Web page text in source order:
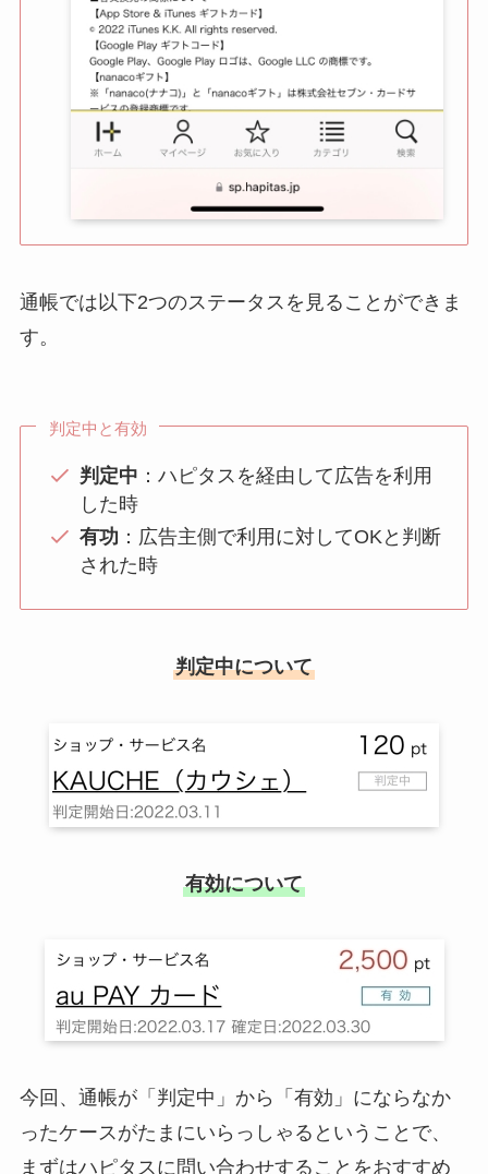
通帳では以下2つのステータスを見ることができま
す。
判定中と有効
判定中 ：ハピタスを経由して広告を利用
した時
有功 ：広告主側で利用に対してOKと判断
された時
判定中について
有効について
今回、通帳が「判定中」から「有効」にならなか
ったケースがたまにいらっしゃるということで、
まずはハピタスに問い合わせすることをおすすめ